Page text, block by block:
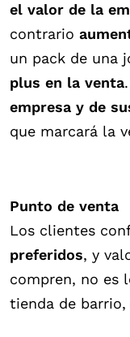
el valor de la
contrario
un pack de una
plus en la venta
empresa y de
que marcará la
Punto de venta
Los clientes
preferidos, y
compren, no es
tienda de